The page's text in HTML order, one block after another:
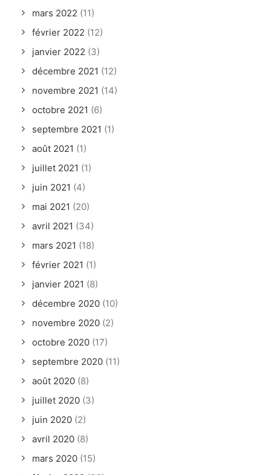
mars 2022 (11)
février 2022 (12)
janvier 2022 (3)
décembre 2021 (12)
novembre 2021 (14)
octobre 2021 (6)
septembre 2021 (1)
août 2021 (1)
juillet 2021 (1)
juin 2021 (4)
mai 2021 (20)
avril 2021 (34)
mars 2021 (18)
février 2021 (1)
janvier 2021 (8)
décembre 2020 (10)
novembre 2020 (2)
octobre 2020 (17)
septembre 2020 (11)
août 2020 (8)
juillet 2020 (3)
juin 2020 (2)
avril 2020 (8)
mars 2020 (15)